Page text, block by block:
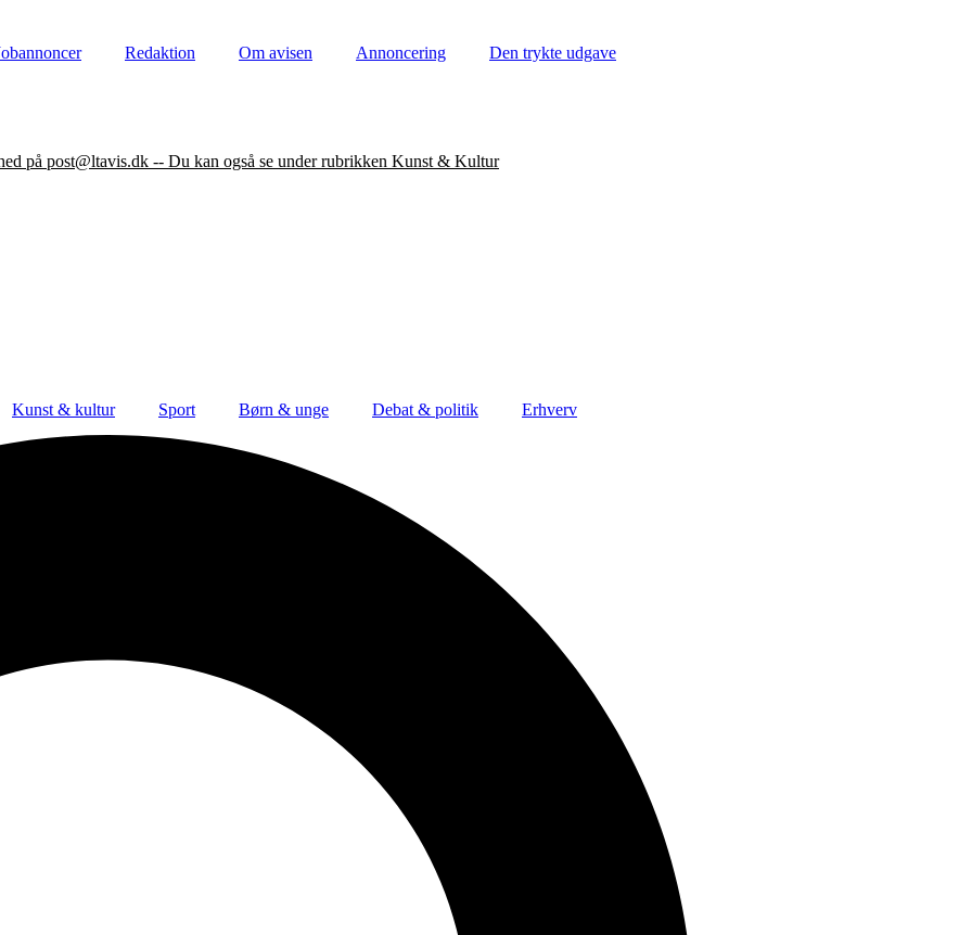
Redaktion Om avisen Annoncering Den trykte udgave
på post@ltavis.dk -- Du kan også se under rubrikken Kunst & Kultur
Kunst & kultur Sport Børn & unge Debat & politik Erhverv